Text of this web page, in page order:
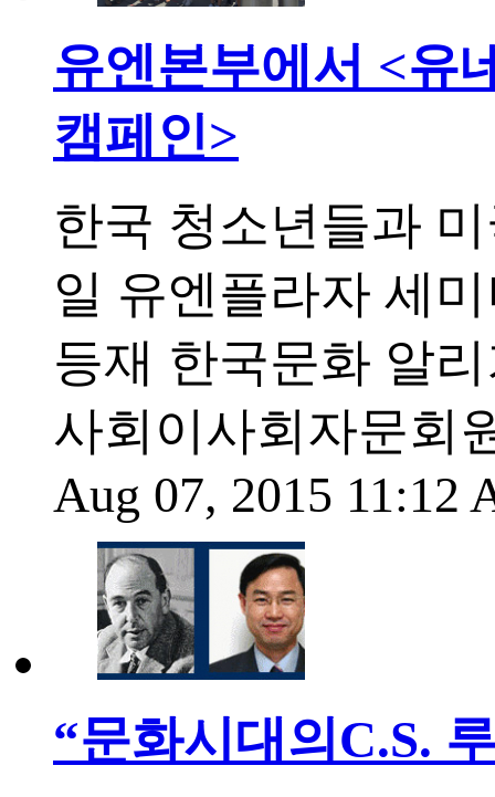
유엔본부에서 <유
캠페인>
한국 청소년들과
일 유엔플라자 세
등재 한국문화 알
사회이사회자문회
Aug 07, 2015 11:12
“문화시대의C.S.